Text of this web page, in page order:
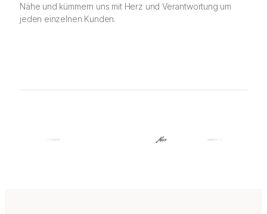
Nähe und kümmern uns mit Herz und Verantwortung um
jeden einzelnen Kunden.